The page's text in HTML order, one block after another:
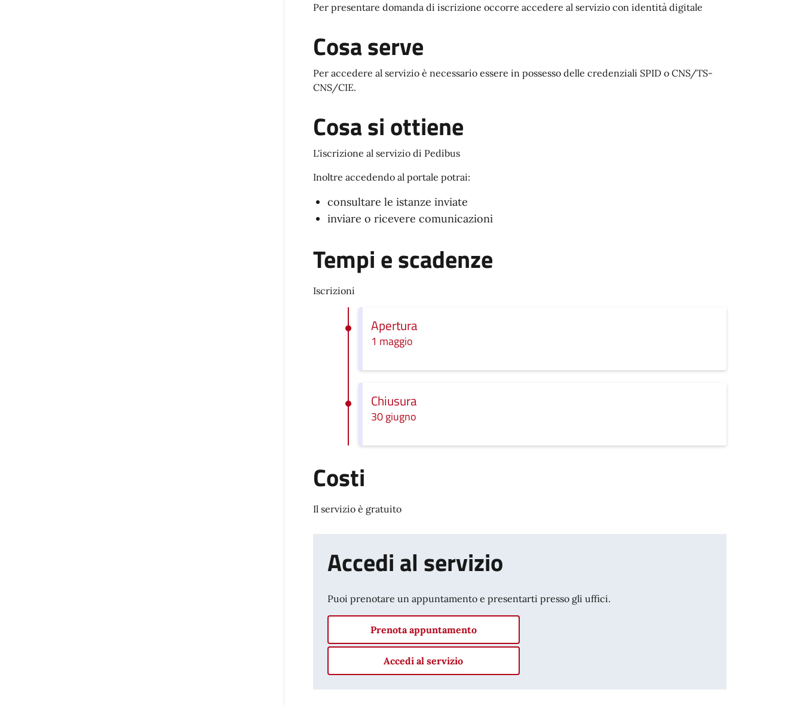
Per presentare domanda di iscrizione occorre accedere al servizio con identità digitale
Cosa serve
Per accedere al servizio è necessario essere in possesso delle credenziali SPID o CNS/TS-
CNS/CIE.
Cosa si ottiene
L'iscrizione al servizio di Pedibus
Inoltre accedendo al portale potrai:
consultare le istanze inviate
inviare o ricevere comunicazioni
Tempi e scadenze
Iscrizioni
Apertura
1 maggio
Chiusura
30 giugno
Costi
Il servizio è gratuito
Accedi al servizio
Puoi prenotare un appuntamento e presentarti presso gli uffici.
Prenota appuntamento
Accedi al servizio